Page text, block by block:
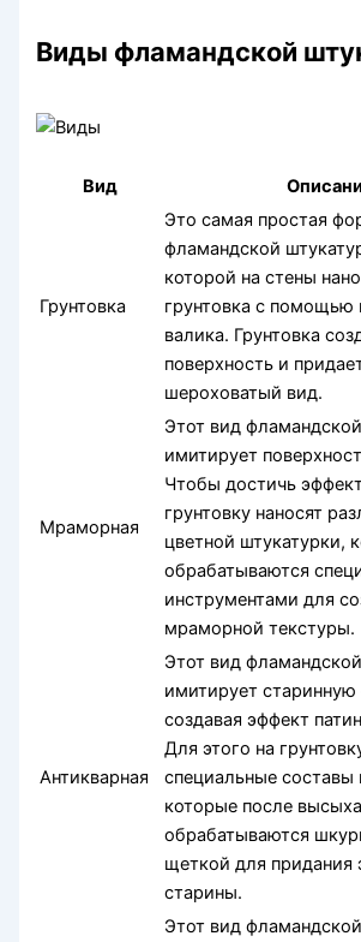
Виды фламандской
Вид
Грунтовка
Это самая простая
фламандской
которой на стены
грунтовка с помощью
валика. Грунтовка
поверхность и
шероховатый вид.
Мраморная
Этот вид
имитирует
Чтобы достичь
грунтовку наносят
цветной штукатурки,
обрабатываются
инструментами для
мраморной текстуры.
Антикварная
Этот вид
имитирует старинную
создавая эффект
Для этого на
специальные составы
которые после
обрабатываются
щеткой для придания
старины.
Этот вид